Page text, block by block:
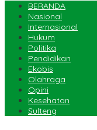
BERANDA
Nasional
Internasional
Hukum
Politika
Pendidikan
Ekobis
Olahraga
Opini
Kesehatan
Sulteng